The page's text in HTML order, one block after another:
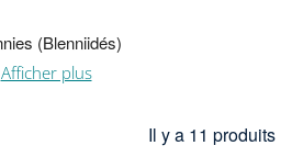
(Blenniidés)
sur les fonds rocheux ou
anfractuosités dans la roche ou le
coquilles de gastéropodes. Ces
Afficher plus
Il y a 11 produits